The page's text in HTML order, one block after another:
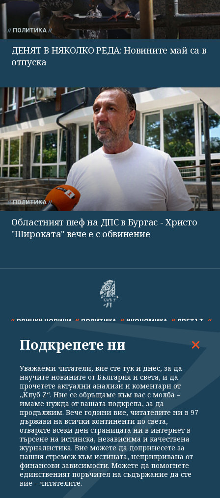
ПОЛИТИКА
ДЕНЯТ В НЯКОЛКО РЕДА: Новините май са в
отпуска
ПОЛИТИКА
Областният шеф на ДПС в Бургас - Христо
"Широката" вече е с обвинение
ВСИЧКИ НОВИНИ ПОЛИТИКА ИКОНОМИКА СВЕТЪТ
СПОРТ КУЛТУРА ТЕХНОЛОГИИ КАЛЕЙДОСКОП
Общи условия
Политика за поверителност
Реклама
Партньори Контакти
За Клуб Z
Екип
Подкрепете ни
Издател на www.clubz.bg е „Клуб Зебра Медия“ ЕООД, София, ул. "Алеко
Константинов" 3. Всички права запазени 2026 „Клуб Зебра Медия“
Подкрепете ни
Уважаеми читатели, вие сте тук и днес, за да
научите новините от България и света, и да
прочетете актуални анализи и коментари от
„Клуб Z“. Ние се обръщаме към вас с молба –
имаме нужда от вашата подкрепа, за да
продължим. Вече години вие, читателите ни в 97
държави на всички континенти по света,
отваряте всеки ден страницата ни в интернет в
търсене на истинска, независима и качествена
журналистика. Вие можете да допринесете за
нашия стремеж към истината, неприкривана от
финансови зависимости. Можете да помогнете
единственият поръчител на съдържание да сте
вие – читателите.